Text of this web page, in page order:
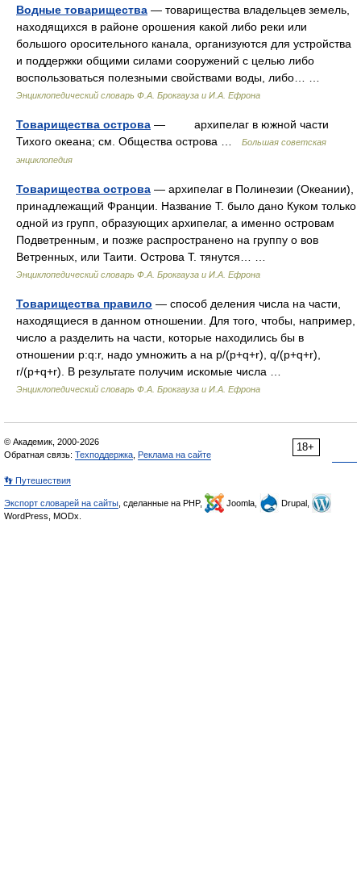
Водные товарищества — товарищества владельцев земель,
находящихся в районе орошения какой либо реки или
большого оросительного канала, организуются для устройства
и поддержки общими силами сооружений с целью либо
воспользоваться полезными свойствами воды, либо… …
Энциклопедический словарь Ф.А. Брокгауза и И.А. Ефрона
Товарищества острова — архипелаг в южной части
Тихого океана; см. Общества острова …
Большая советская
энциклопедия
Товарищества острова — архипелаг в Полинезии (Океании),
принадлежащий Франции. Название Т. было дано Куком только
одной из групп, образующих архипелаг, а именно островам
Подветренным, и позже распространено на группу о вов
Ветренных, или Таити. Острова Т. тянутся… …
Энциклопедический словарь Ф.А. Брокгауза и И.А. Ефрона
Товарищества правило — способ деления числа на части,
находящиеся в данном отношении. Для того, чтобы, например,
число a разделить на части, которые находились бы в
отношении p:q:r, надо умножить a на р/(p+q+r), q/(p+q+r),
r/(p+q+r). В результате получим искомые числа …
Энциклопедический словарь Ф.А. Брокгауза и И.А. Ефрона
18+
© Академик, 2000-2026
Обратная связь: Техподдержка Реклама на сайте
👣 Путешествия
Экспорт словарей на сайты , сделанные на PHP, Joomla,
Drupal,
WordPress, MODx.